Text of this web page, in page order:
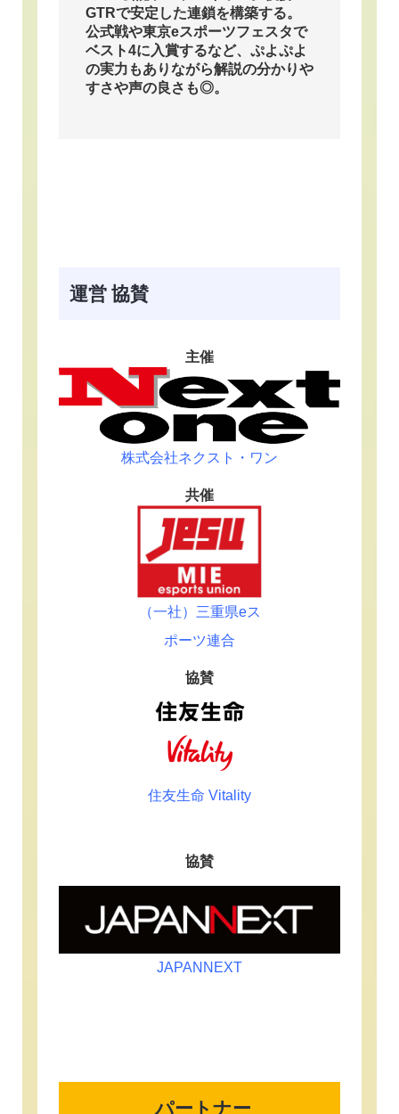
GTRで安定した連鎖を構築する。
公式戦や東京eスポーツフェスタで
ベスト4に入賞するなど、ぷよぷよ
の実力もありながら解説の分かりや
すさや声の良さも◎。
運営 協賛
主催
株式会社ネクスト・ワン
共催
（一社）三重県eス
ポーツ連合
協賛
住友生命 Vitality
協賛
JAPANNEXT
パートナー